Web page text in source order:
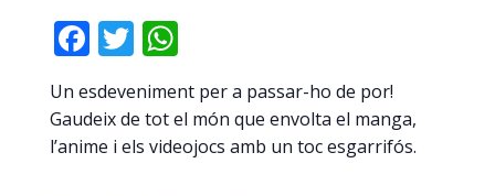
Facebook
Twitter
WhatsApp
Un esdeveniment per a passar-ho de por!
Gaudeix de tot el món que envolta el manga,
l’anime i els videojocs amb un toc esgarrifós.